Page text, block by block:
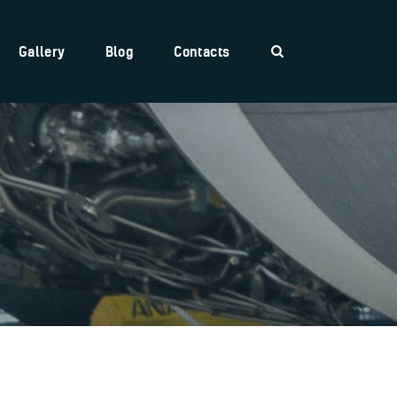
Gallery Blog Contacts